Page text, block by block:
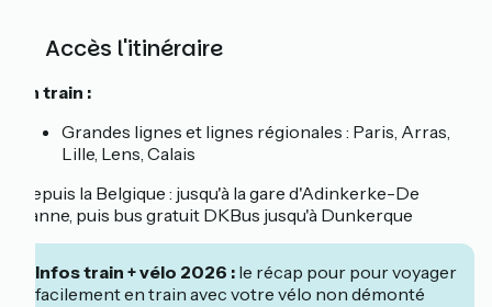
Accès l'itinéraire
En train :
Grandes lignes et lignes régionales : Paris, Arras,
Lille, Lens, Calais
Depuis la Belgique : jusqu'à la gare d'Adinkerke-De
Panne, puis bus gratuit DKBus jusqu'à Dunkerque
Infos train + vélo 2026 : le récap pour pour voyager
facilement en train avec votre vélo non démonté